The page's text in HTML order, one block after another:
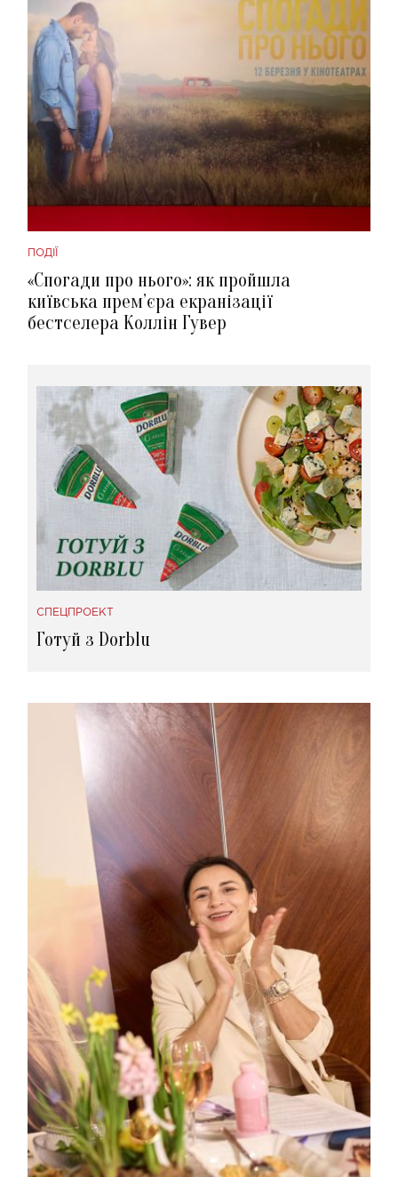
ПОДІЇ
«Спогади про нього»: як пройшла
київська прем’єра екранізації
бестселера Коллін Гувер
СПЕЦПРОЕКТ
Готуй з Dorblu